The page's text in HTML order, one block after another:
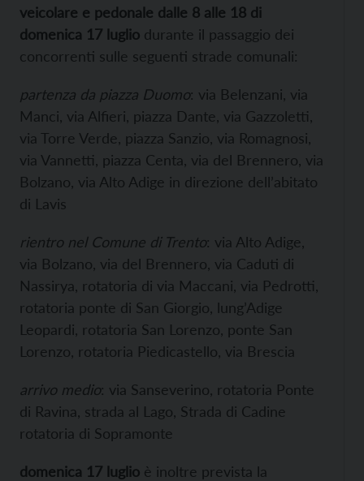
veicolare e pedonale dalle 8 alle 18 di
domenica 17 luglio durante il passaggio dei
concorrenti sulle seguenti strade comunali:
partenza da piazza Duomo: via Belenzani, via
Manci, via Alfieri, piazza Dante, via Gazzoletti,
via Torre Verde, piazza Sanzio, via Romagnosi,
via Vannetti, piazza Centa, via del Brennero, via
Bolzano, via Alto Adige in direzione dell’abitato
di Lavis
rientro nel Comune di Trento: via Alto Adige,
via Bolzano, via del Brennero, via Caduti di
Nassirya, rotatoria di via Maccani, via Pedrotti,
rotatoria ponte di San Giorgio, lung’Adige
Leopardi, rotatoria San Lorenzo, ponte San
Lorenzo, rotatoria Piedicastello, via Brescia
arrivo medio: via Sanseverino, rotatoria Ponte
di Ravina, strada al Lago, Strada di Cadine
rotatoria di Sopramonte
domenica 17 luglio è inoltre prevista la